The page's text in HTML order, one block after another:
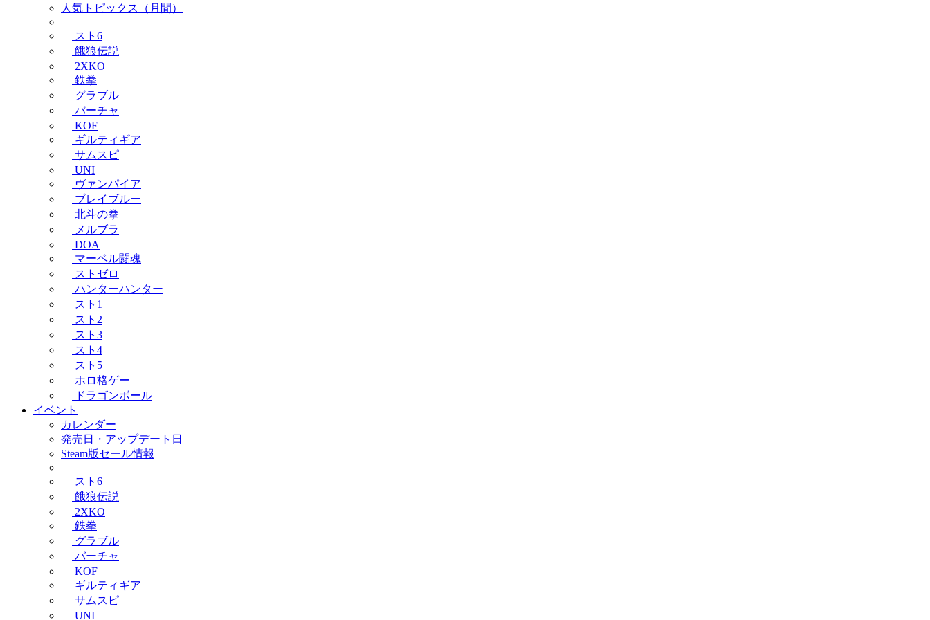
人気トピックス（月間）
スト6
餓狼伝説
2XKO
鉄拳
グラブル
バーチャ
KOF
ギルティギア
サムスピ
UNI
ヴァンパイア
ブレイブルー
北斗の拳
メルブラ
DOA
マーベル闘魂
ストゼロ
ハンターハンター
スト1
スト2
スト3
スト4
スト5
ホロ格ゲー
ドラゴンボール
イベント
カレンダー
発売日・アップデート日
Steam版セール情報
スト6
餓狼伝説
2XKO
鉄拳
グラブル
バーチャ
KOF
ギルティギア
サムスピ
UNI